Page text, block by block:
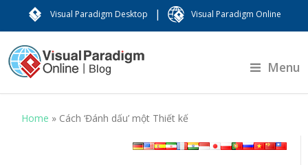
Visual Paradigm Desktop | Visual Paradigm Online
Menu
Home » Cách ‘Đánh dấu’ một Thiết kế